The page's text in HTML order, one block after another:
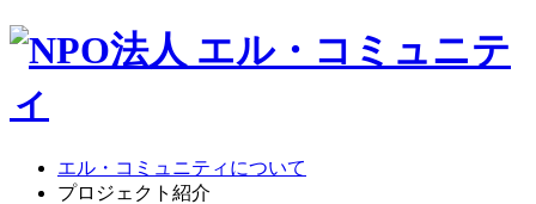
エル・コミュニティについて
プロジェクト紹介